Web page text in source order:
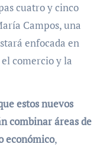
cuatro y cinco
Campos, una
enfocada en
comercio y la
estos nuevos
combinar áreas de
económico,